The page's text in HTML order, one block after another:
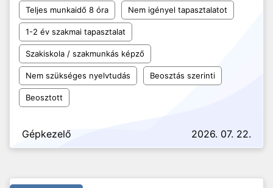
Teljes munkaidő 8 óra Nem igényel tapasztalatot
1-2 év szakmai tapasztalat
Szakiskola / szakmunkás képző
Nem szükséges nyelvtudás Beosztás szerinti
Beosztott
Gépkezelő 2026. 07. 22.